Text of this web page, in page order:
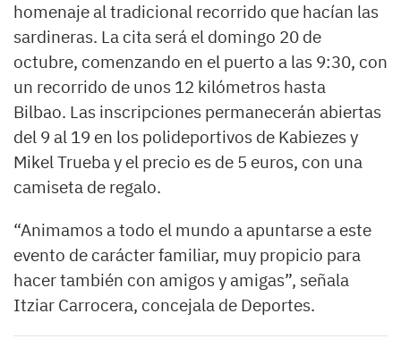
homenaje al tradicional recorrido que hacían las
sardineras. La cita será el domingo 20 de
octubre, comenzando en el puerto a las 9:30, con
un recorrido de unos 12 kilómetros hasta
Bilbao. Las inscripciones permanecerán abiertas
del 9 al 19 en los polideportivos de Kabiezes y
Mikel Trueba y el precio es de 5 euros, con una
camiseta de regalo.
“Animamos a todo el mundo a apuntarse a este
evento de carácter familiar, muy propicio para
hacer también con amigos y amigas”, señala
Itziar Carrocera, concejala de Deportes.